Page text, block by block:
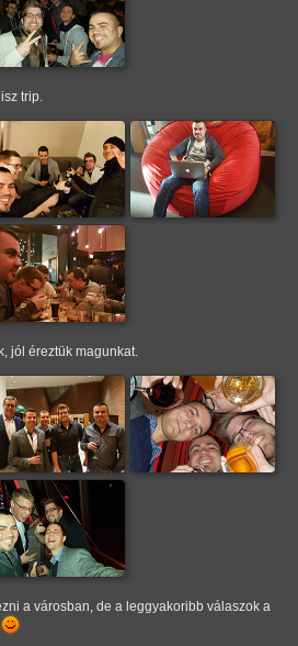
trip.
jól éreztük magunkat.
a városban, de a leggyakoribb válaszok a